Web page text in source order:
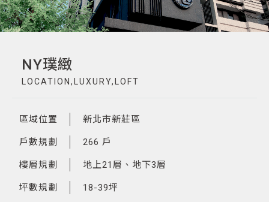
NY璞緻
LOCATION,LUXURY,LOFT
區域位置 新北市新莊區
戶數規劃 266 戶
樓層規劃 地上21層、地下3層
坪數規劃 18-39坪